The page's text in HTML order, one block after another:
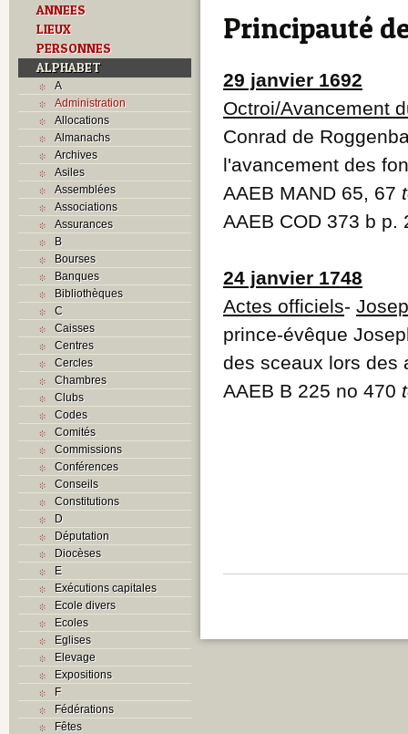
ANNEES
LIEUX
PERSONNES
ALPHABET
A
Administration
Allocations
Almanachs
Archives
Asiles
Assemblées
Associations
Assurances
B
Bourses
Banques
Bibliothèques
C
Caisses
Centres
Cercles
Chambres
Clubs
Codes
Comités
Commissions
Conférences
Conseils
Constitutions
D
Députation
Diocèses
E
Exécutions capitales
Ecole divers
Ecoles
Eglises
Elevage
Expositions
F
Fédérations
Fêtes
Principauté
29 janvier 1692
Octroi/Avancement
Conrad de
l'avancement des
AAEB MAND 65, 67
AAEB COD 373 b p.
24 janvier 1748
Actes officiels-
prince-évêque
des sceaux lors des
AAEB B 225 no 470